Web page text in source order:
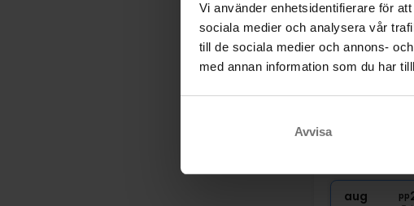
Vi använder enhetsidentifierare för
sociala medier och analysera vår
till de sociala medier och annons-
med annan information som du har
Avvisa
aug pp